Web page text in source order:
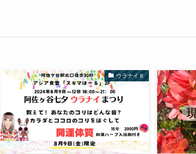
ウラナイ８